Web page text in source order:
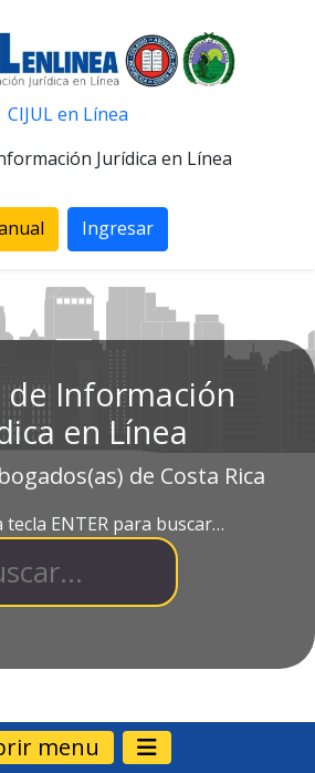
CIJUL en Línea
Jurídica en Línea
Ingresar
de Información
en Línea
de Costa Rica
tecla ENTER para buscar…
menu